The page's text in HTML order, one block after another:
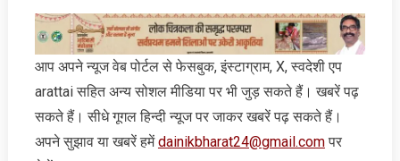
आप अपने न्‍यूज वेब पोर्टल से फेसबुक, इंस्‍टाग्राम, X, स्‍वदेशी एप
arattai सहित अन्‍य सोशल मीडिया पर भी जुड़ सकते हैं। खबरें पढ़
सकते हैं। सीधे गूगल हिन्‍दी न्‍यूज पर जाकर खबरें पढ़ सकते हैं।
अपने सुझाव या खबरें हमेंdainikbharat24@gmail.comपर